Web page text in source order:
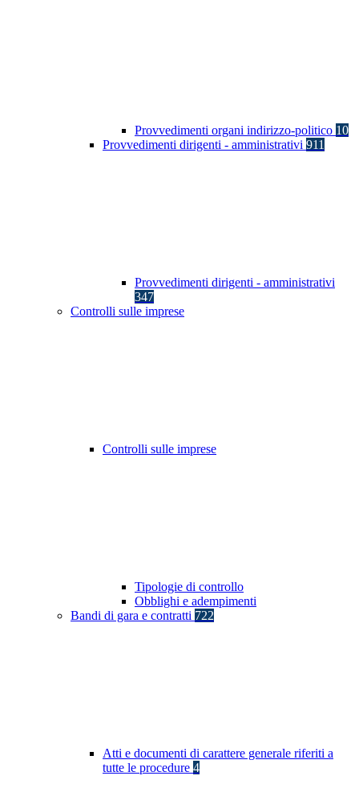
Provvedimenti organi indirizzo-politico 10
Provvedimenti dirigenti - amministrativi 911
Provvedimenti dirigenti - amministrativi
347
Controlli sulle imprese
Controlli sulle imprese
Tipologie di controllo
Obblighi e adempimenti
Bandi di gara e contratti 722
Atti e documenti di carattere generale riferiti a
tutte le procedure 4